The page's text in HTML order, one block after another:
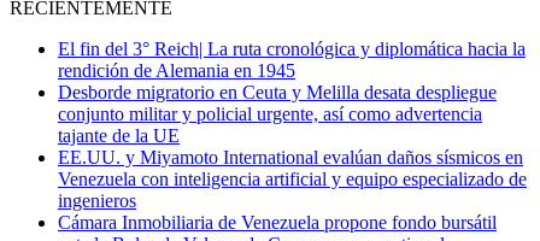
RECIENTEMENTE
El fin del 3° Reich| La ruta cronológica y diplomática hacia la
rendición de Alemania en 1945
Desborde migratorio en Ceuta y Melilla desata despliegue
conjunto militar y policial urgente, así como advertencia
tajante de la UE
EE.UU. y Miyamoto International evalúan daños sísmicos en
Venezuela con inteligencia artificial y equipo especializado de
ingenieros
Cámara Inmobiliaria de Venezuela propone fondo bursátil